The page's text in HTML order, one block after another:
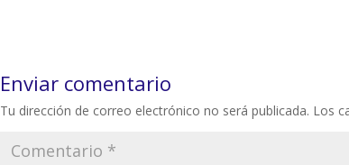
Enviar comentario
Tu dirección de correo electrónico no será publicada. Los